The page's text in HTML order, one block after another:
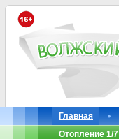
Главная
Отопление 1/7